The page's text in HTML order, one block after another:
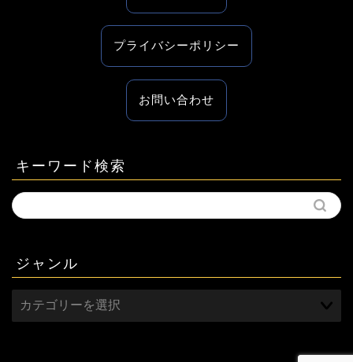
プライバシーポリシー
お問い合わせ
キーワード検索
ジャンル